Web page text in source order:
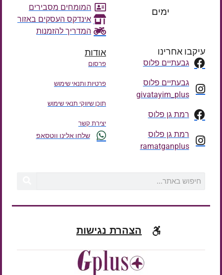
ימים
המומחים מסבירים
אינדקס העסקים באזור
המדריך להזמנות
עיקבו אחרינו
גבעתיים פלוס
גבעתיים פלוס
givatayim_plus
רמת גן פלוס
רמת גן פלוס
ramatganplus
אודות
פרסום
פרטיות ותנאי שימוש
תוכן שיווקי תנאי שימוש
יצירת קשר
שלחו אלינו ווטסאפ
הצהרת נגישות